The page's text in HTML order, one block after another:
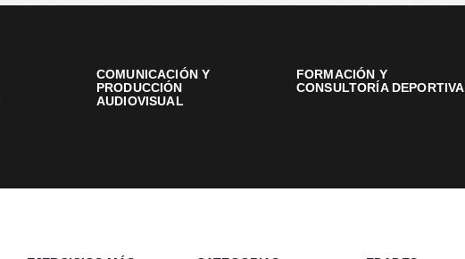
COMUNICACIÓN Y
PRODUCCIÓN
AUDIOVISUAL
FORMACIÓN Y
CONSULTORÍA DEPORTIVA